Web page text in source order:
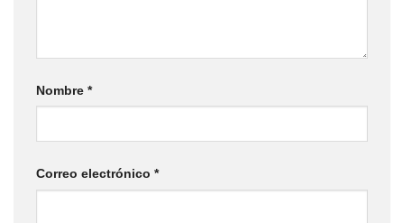
Nombre *
Correo electrónico *